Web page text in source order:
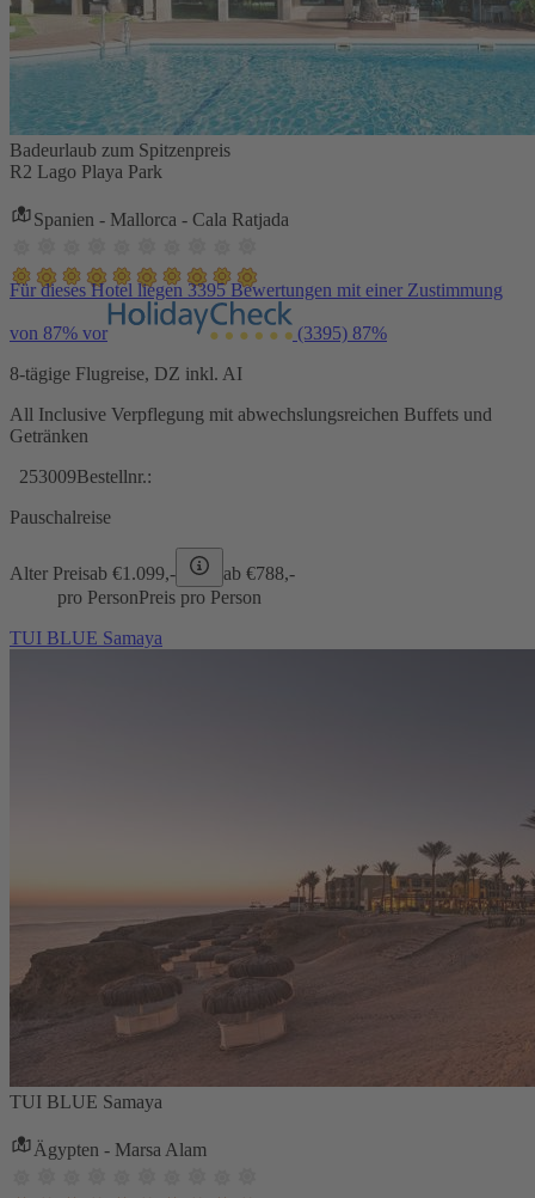
Badeurlaub zum Spitzenpreis
R2 Lago Playa Park
Spanien - Mallorca - Cala Ratjada
Für dieses Hotel liegen 3395 Bewertungen mit einer Zustimmung
von 87% vor (3395) 87%
8-tägige Flugreise, DZ inkl. AI
All Inclusive Verpflegung mit abwechslungsreichen Buffets und
Getränken
253009Bestellnr.:
Pauschalreise
Alter Preisab €1.099,- ab €788,-
pro PersonPreis pro Person
TUI BLUE Samaya
TUI BLUE Samaya
Ägypten - Marsa Alam